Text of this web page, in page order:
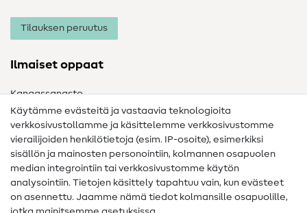
Tilauksen peruutus
Ilmaiset oppaat
Kangassanasto
Ompelusanasto
Ompeluohjeet
Apua ja yhteystiedot
Yhteystiedot
Käytämme evästeitä ja vastaavia teknologioita
verkkosivustollamme ja käsittelemme verkkosivustomme
vierailijoiden henkilötietoja (esim. IP-osoite), esimerkiksi
sisällön ja mainosten personointiin, kolmannen osapuolen
median integrointiin tai verkkosivustomme käytön
analysointiin. Tietojen käsittely tapahtuu vain, kun evästeet
on asennettu. Jaamme nämä tiedot kolmansille osapuolille,